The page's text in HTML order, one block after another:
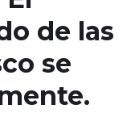
de las
se